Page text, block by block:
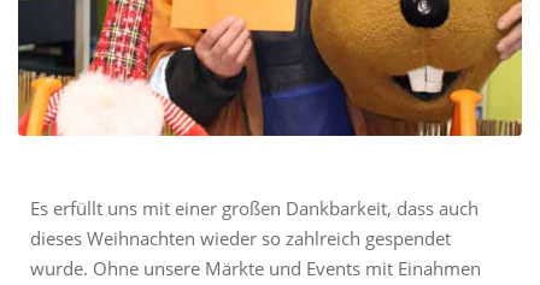
Es erfüllt uns mit einer großen Dankbarkeit, dass auch
dieses Weihnachten wieder so zahlreich gespendet
wurde. Ohne unsere Märkte und Events mit Einahmen